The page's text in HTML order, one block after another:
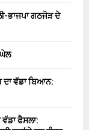
ਭਾਜਪਾ ਗਠਜੋੜ ਦੇ
ਦਾ ਵੱਡਾ ਬਿਆਨ:
ਫੈਸਲਾ: